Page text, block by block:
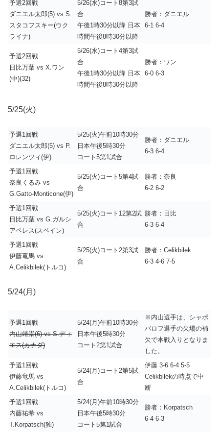
予選2回戦
ダニエル太郎(5) vs S.
スタコフスキー(ウク
ライナ)
5/26(水)コート8第3試
合
午後1時30分以降 日本
時間午後8時30分以降
勝者：ダニエル
6-1 6-4
予選2回戦
日比万葉 vs X.ワン
(中)(32)
5/26(水)コート4第3試
合
午後1時30分以降 日本
時間午後8時30分以降
勝者：ワン
6-0 6-3
5/25(火)
予選1回戦
ダニエル太郎(5) vs P.
ロレンツィ(伊)
5/25(火)午前10時30分
日本午後5時30分
コート5第1試合
勝者：ダニエル
6-3 6-4
予選1回戦
奈良くるみ vs
G.Gatto-Monticone(伊)
5/25(火)コート5第4試
合
勝者：奈良
6-2 6-2
予選1回戦
日比万葉 vs G.ガルシ
アペレス(スペイン)
5/25(火)コート12第2試
合
勝者：日比
6-3 6-4
予選1回戦
伊藤竜馬 vs
A.Celikbilek(トルコ)
5/25(火)コート2第3試
合
勝者：Celikbilek
6-3 4-6 7-5
5/24(月)
予選1回戦
内山靖崇(6) vs S.ディ
エス(カナダ)
5/24(月)午前10時30分
日本午後5時30分
コート2第1試合
※内山選手は、シャポ
バロフ選手の欠場の補
欠で本戦入りとなりま
した。
予選1回戦
伊藤竜馬 vs
A.Celikbilek(トルコ)
5/24(月)コート2第5試
合
伊藤 3-6 6-4 5-5
Celikbilekの時点で中
断
予選1回戦
内藤祐希 vs
T.Korpatsch(独)
5/24(月)午前10時30分
日本午後5時30分
コート5第1試合
勝者：Korpatsch
6-4 6-3